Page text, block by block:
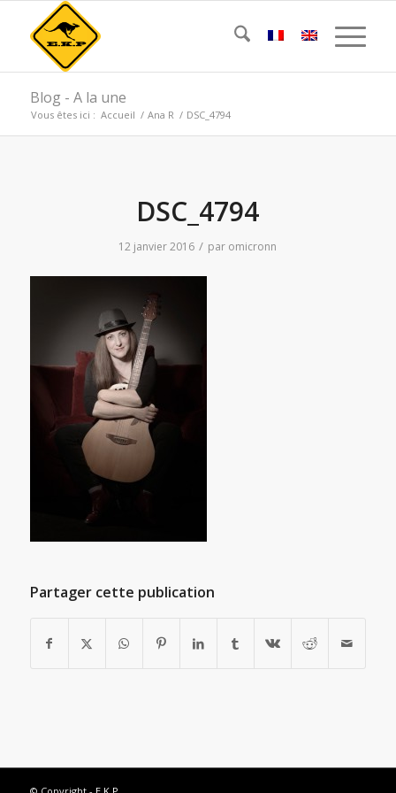
Blog - A la une
Vous êtes ici : Accueil / Ana R / DSC_4794
DSC_4794
12 janvier 2016 / par omicronn
Partager cette publication